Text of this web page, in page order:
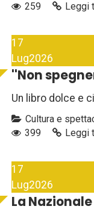
259
Leggi
17
Lug2026
''Non
Un libro dolce e
Cultura e
399
Leggi
17
Lug2026
La